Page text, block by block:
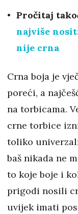
Pročitaj
najviše
nije crna
Crna boja je
poreći, a
na torbicama.
crne torbice
toliko
baš nikada ne
to koje boje i
prigodi nosili
uvijek imati